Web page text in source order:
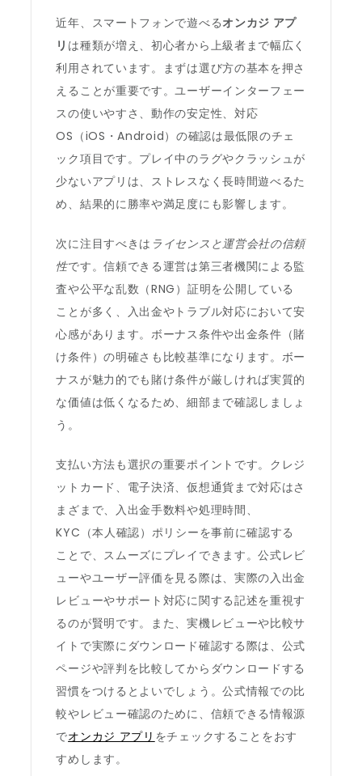
近年、スマートフォンで遊べるオンカジ アプ
リ は種類が増え、初心者から上級者まで幅広く
利用されています。まずは選び方の基本を押さ
えることが重要です。ユーザーインターフェー
スの使いやすさ、動作の安定性、対応
OS（iOS・Android）の確認は最低限のチェ
ック項目です。プレイ中のラグやクラッシュが
少ないアプリは、ストレスなく長時間遊べるた
め、結果的に勝率や満足度にも影響します。
次に注目すべきは ライセンスと運営会社の信頼
性です。信頼できる運営は第三者機関による監
査や公平な乱数（RNG）証明を公開している
ことが多く、入出金やトラブル対応において安
心感があります。ボーナス条件や出金条件（賭
け条件）の明確さも比較基準になります。ボー
ナスが魅力的でも賭け条件が厳しければ実質的
な価値は低くなるため、細部まで確認しましょ
う。
支払い方法も選択の重要ポイントです。クレジ
ットカード、電子決済、仮想通貨まで対応はさ
まざまで、入出金手数料や処理時間、
KYC（本人確認）ポリシーを事前に確認する
ことで、スムーズにプレイできます。公式レビ
ューやユーザー評価を見る際は、実際の入出金
レビューやサポート対応に関する記述を重視す
るのが賢明です。また、実機レビューや比較サ
イトで実際にダウンロード確認する際は、公式
ページや評判を比較してからダウンロードする
習慣をつけるとよいでしょう。公式情報での比
較やレビュー確認のために、信頼できる情報源
でオンカジ アプリ をチェックすることをおす
すめします。